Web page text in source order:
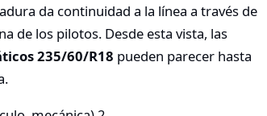
da continuidad a la línea a través de
de los pilotos. Desde esta vista, las
235/60/R18 pueden parecer hasta